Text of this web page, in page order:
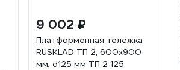
9 002 ₽
Платформенная тележка
RUSKLAD ТП 2, 600x900
мм, d125 мм ТП 2 125